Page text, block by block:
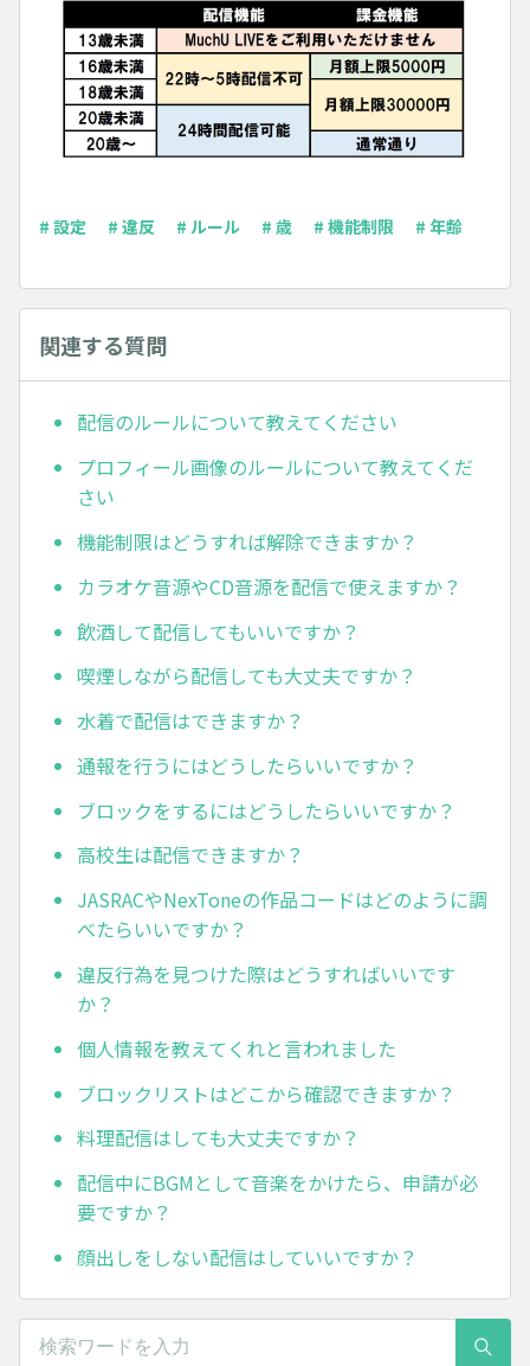
# 設定 # 違反 # ルール # 歳 # 機能制限 # 年齢
関連する質問
配信のルールについて教えてください
プロフィール画像のルールについて教えてくだ
さい
機能制限はどうすれば解除できますか？
カラオケ音源やCD音源を配信で使えますか？
飲酒して配信してもいいですか？
喫煙しながら配信しても大丈夫ですか？
水着で配信はできますか？
通報を行うにはどうしたらいいですか？
ブロックをするにはどうしたらいいですか？
高校生は配信できますか？
JASRACやNexToneの作品コードはどのように調
べたらいいですか？
違反行為を見つけた際はどうすればいいです
か？
個人情報を教えてくれと言われました
ブロックリストはどこから確認できますか？
料理配信はしても大丈夫ですか？
配信中にBGMとして音楽をかけたら、申請が必
要ですか？
顔出しをしない配信はしていいですか？